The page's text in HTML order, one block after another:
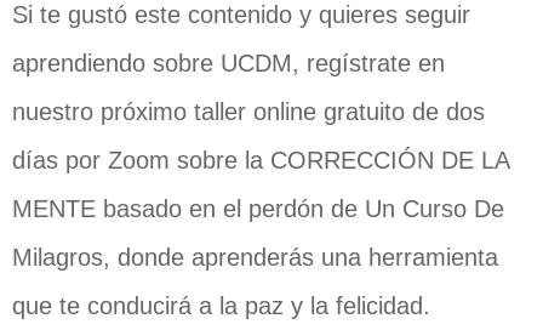
Si te gustó este contenido y quieres seguir
aprendiendo sobre UCDM, regístrate en
nuestro próximo taller online gratuito de dos
días por Zoom sobre la CORRECCIÓN DE LA
MENTE basado en el perdón de Un Curso De
Milagros, donde aprenderás una herramienta
que te conducirá a la paz y la felicidad.